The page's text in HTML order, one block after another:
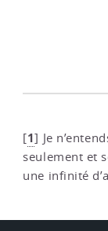
[1] Je
seulement et
une infinité